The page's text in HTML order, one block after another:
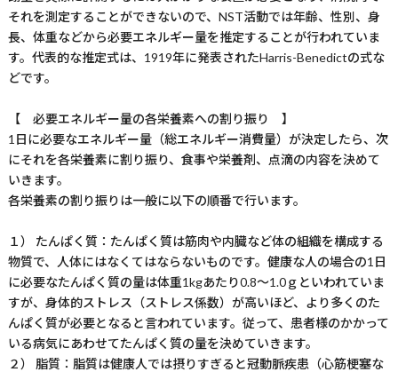
それを測定することができないので、NST活動では年齢、性別、身
長、体重などから必要エネルギー量を推定することが行われていま
す。代表的な推定式は、1919年に発表されたHarris-Benedictの式な
どです。
【 必要エネルギー量の各栄養素への割り振り 】
1日に必要なエネルギー量（総エネルギー消費量）が決定したら、次
にそれを各栄養素に割り振り、食事や栄養剤、点滴の内容を決めて
いきます。
各栄養素の割り振りは一般に以下の順番で行います。
１） たんぱく質：たんぱく質は筋肉や内臓など体の組織を構成する
物質で、人体にはなくてはならないものです。健康な人の場合の1日
に必要なたんぱく質の量は体重1kgあたり0.8〜1.0ｇといわれていま
すが、身体的ストレス（ストレス係数）が高いほど、より多くのた
んぱく質が必要となると言われています。従って、患者様のかかって
いる病気にあわせてたんぱく質の量を決めていきます。
２） 脂質：脂質は健康人では摂りすぎると冠動脈疾患（心筋梗塞な